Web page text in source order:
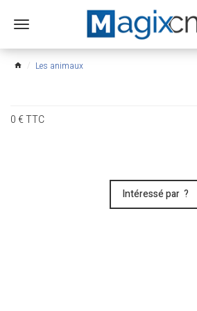
Ouvrir
menu
home Les animaux
0€TTC
Intéressé par ?